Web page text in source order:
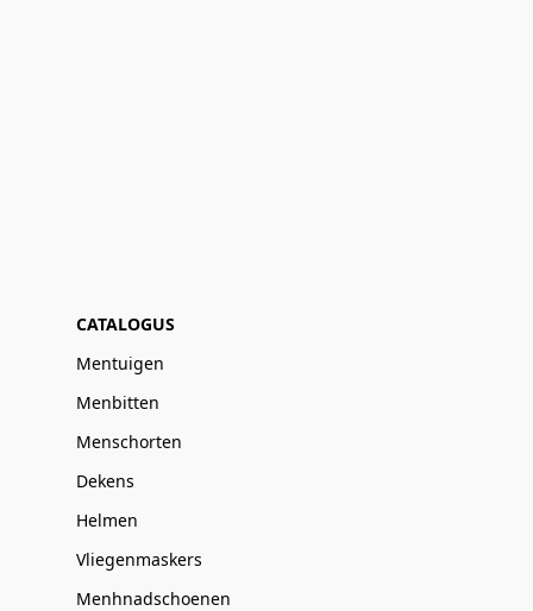
CATALOGUS
Mentuigen
Menbitten
Menschorten
Dekens
Helmen
Vliegenmaskers
Menhnadschoenen